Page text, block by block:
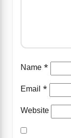
Name *
Email *
Website